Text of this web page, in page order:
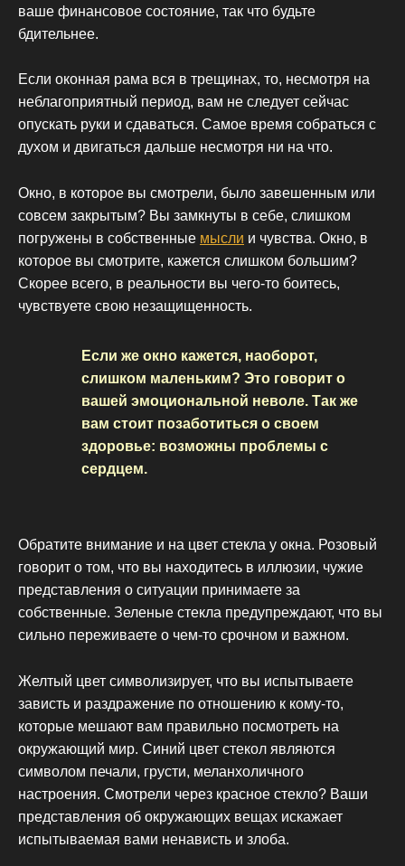
ваше финансовое состояние, так что будьте
бдительнее.
Если оконная рама вся в трещинах, то, несмотря на
неблагоприятный период, вам не следует сейчас
опускать руки и сдаваться. Самое время собраться с
духом и двигаться дальше несмотря ни на что.
Окно, в которое вы смотрели, было завешенным или
совсем закрытым? Вы замкнуты в себе, слишком
погружены в собственные мысли и чувства. Окно, в
которое вы смотрите, кажется слишком большим?
Скорее всего, в реальности вы чего-то боитесь,
чувствуете свою незащищенность.
Если же окно кажется, наоборот,
слишком маленьким? Это говорит о
вашей эмоциональной неволе. Так же
вам стоит позаботиться о своем
здоровье: возможны проблемы с
сердцем.
Обратите внимание и на цвет стекла у окна. Розовый
говорит о том, что вы находитесь в иллюзии, чужие
представления о ситуации принимаете за
собственные. Зеленые стекла предупреждают, что вы
сильно переживаете о чем-то срочном и важном.
Желтый цвет символизирует, что вы испытываете
зависть и раздражение по отношению к кому-то,
которые мешают вам правильно посмотреть на
окружающий мир. Синий цвет стекол являются
символом печали, грусти, меланхоличного
настроения. Смотрели через красное стекло? Ваши
представления об окружающих вещах искажает
испытываемая вами ненависть и злоба.